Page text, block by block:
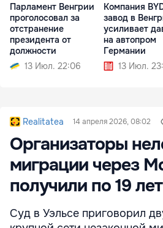
Парламент Венгрии
проголосовал за
отстранение
президента от
должности
13 Июл. 22:06
Компания
завод в
усиливает
на автопром
Германии
13 Июл.
Realitatea 14 апреля 2026, 08:02
Организаторы
миграции через
получили по 19
Суд в Уэльсе приговорил